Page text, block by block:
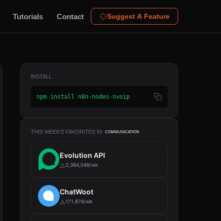
Tutorials Contact Suggest A Feature
INSTALL
npm install n8n-nodes-nvoip
THIS WEEK'S FAVORITES IN COMMUNICATION
Evolution API
2,384,049/wk
ChatWoot
171,876/wk